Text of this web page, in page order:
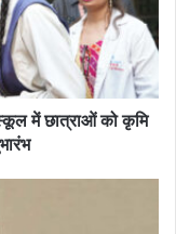
स्कूल में छात्राओं को कृमि